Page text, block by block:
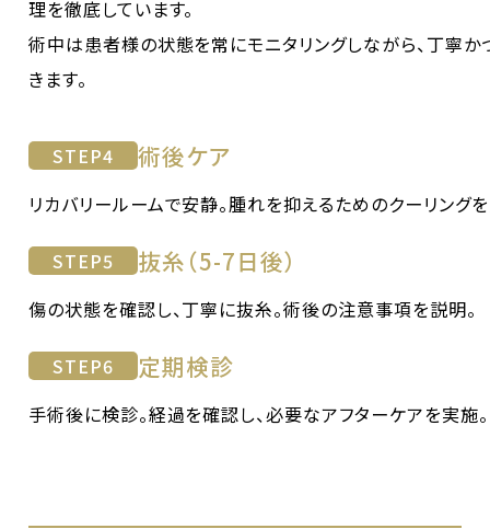
理を徹底しています。
術中は患者様の状態を常にモニタリングしながら、丁寧
きます。
STEP4 術後ケア
リカバリールームで安静。腫れを抑えるためのクーリング
STEP5 抜糸（5-7日後）
傷の状態を確認し、丁寧に抜糸。術後の注意事項を説明。
STEP6 定期検診
手術後に検診。経過を確認し、必要なアフターケアを実施。